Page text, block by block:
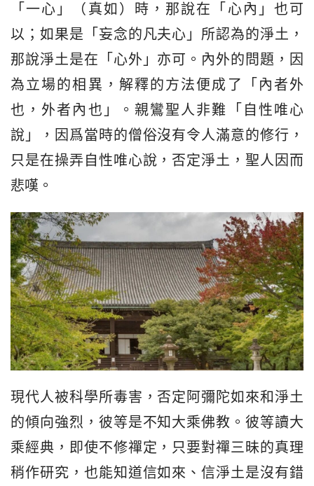
「一心」（真如）時，那說在「心內」也可
以；如果是「妄念的凡夫心」所認為的淨土，
那說淨土是在「心外」亦可。內外的問題，因
為立場的相異，解釋的方法便成了「內者外
也，外者內也」。親鸞聖人非難「自性唯心
說」，因爲當時的僧俗沒有令人滿意的修行，
只是在操弄自性唯心說，否定淨土，聖人因而
悲嘆。
現代人被科學所毒害，否定阿彌陀如來和淨土
的傾向強烈，彼等是不知大乘佛教。彼等讀大
乘經典，即使不修禪定，只要對禪三昧的真理
稍作研究，也能知道信如來、信淨土是沒有錯